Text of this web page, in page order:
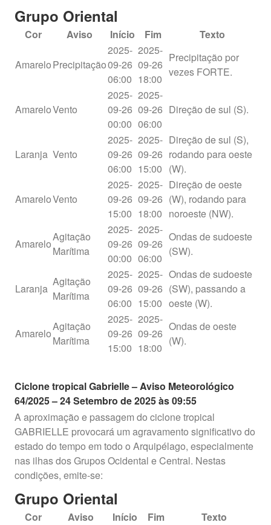
Grupo Oriental
Cor Aviso Início Fim Texto
AmareloPrecipitação
2025-
09-26
06:00
2025-
09-26
18:00
Precipitação por
vezes FORTE.
AmareloVento
2025-
09-26
00:00
2025-
09-26
06:00
Direção de sul (S).
Laranja Vento
2025-
09-26
06:00
2025-
09-26
15:00
Direção de sul (S),
rodando para oeste
(W).
AmareloVento
2025-
09-26
15:00
2025-
09-26
18:00
Direção de oeste
(W), rodando para
noroeste (NW).
Amarelo
Agitação
Marítima
2025-
09-26
00:00
2025-
09-26
06:00
Ondas de sudoeste
(SW).
Laranja
Agitação
Marítima
2025-
09-26
06:00
2025-
09-26
15:00
Ondas de sudoeste
(SW), passando a
oeste (W).
Amarelo
Agitação
Marítima
2025-
09-26
15:00
2025-
09-26
18:00
Ondas de oeste
(W).
Ciclone tropical Gabrielle – Aviso Meteorológico
64/2025 – 24 Setembro de 2025 às 09:55
A aproximação e passagem do ciclone tropical
GABRIELLE provocará um agravamento significativo do
estado do tempo em todo o Arquipélago, especialmente
nas ilhas dos Grupos Ocidental e Central. Nestas
condições, emite-se:
Grupo Oriental
Cor Aviso Início Fim Texto